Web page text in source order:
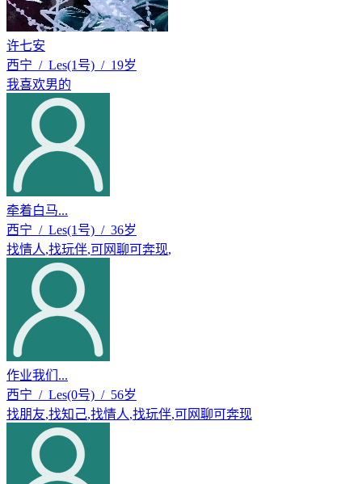
许七安
西宁 / Les(1号) / 19岁
我喜欢男的
牵着白马...
西宁 / Les(1号) / 36岁
找情人,找玩伴,可网聊可奔现,
作业我们...
西宁 / Les(0号) / 56岁
找朋友,找知己,找情人,找玩伴,可网聊可奔现